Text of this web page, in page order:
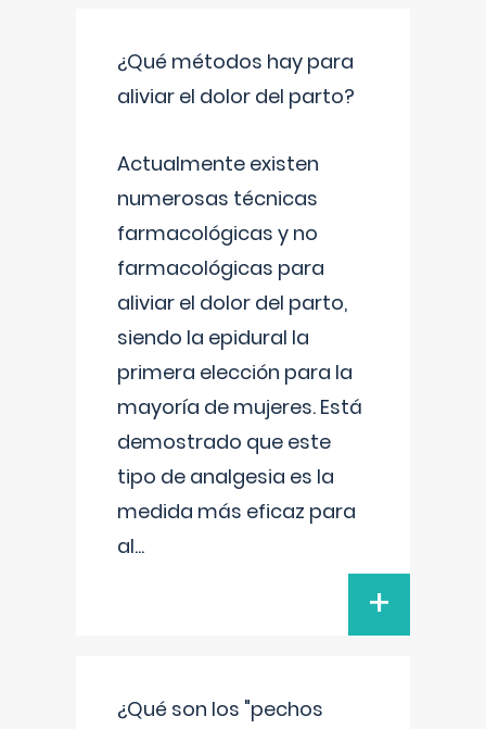
¿Qué métodos hay para
aliviar el dolor del parto?
Actualmente existen
numerosas técnicas
farmacológicas y no
farmacológicas para
aliviar el dolor del parto,
siendo la epidural la
primera elección para la
mayoría de mujeres. Está
demostrado que este
tipo de analgesia es la
medida más eficaz para
al...
+
¿Qué son los "pechos